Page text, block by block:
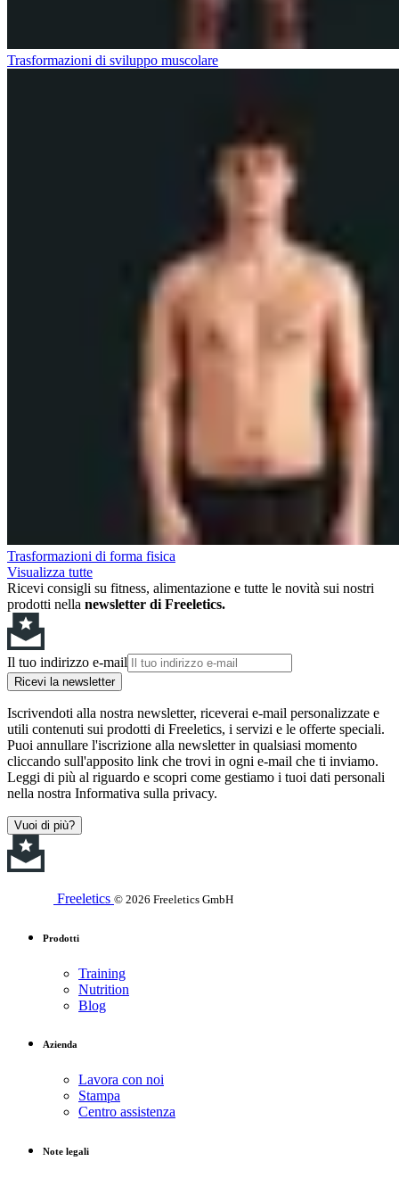
Trasformazioni di sviluppo muscolare
Trasformazioni di forma fisica
Visualizza tutte
Ricevi consigli su fitness, alimentazione e tutte le novità sui nostri
prodotti nella newsletter di Freeletics.
Il tuo indirizzo e-mail
Ricevi la newsletter
Iscrivendoti alla nostra newsletter, riceverai e-mail personalizzate e
utili contenuti sui prodotti di Freeletics, i servizi e le offerte speciali.
Puoi annullare l'iscrizione alla newsletter in qualsiasi momento
cliccando sull'apposito link che trovi in ogni e-mail che ti inviamo.
Leggi di più al riguardo e scopri come gestiamo i tuoi dati personali
nella nostra Informativa sulla privacy.
Vuoi di più?
Freeletics © 2026 Freeletics GmbH
Prodotti
Training
Nutrition
Blog
Azienda
Lavora con noi
Stampa
Centro assistenza
Note legali